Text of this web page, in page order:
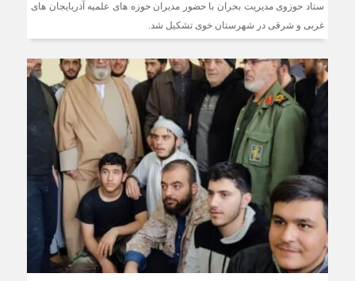
ستاد حوزوی مدیریت بحران با حضور مدیران حوزه های علمیه آذربایجان های
غربی و شرقی در شهرستان خوی تشکیل شد.